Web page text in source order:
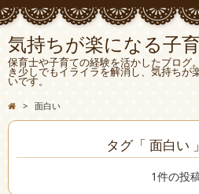
気持ちが楽になる子
保育士や子育ての経験を活かしたブログ
き少しでもイライラを解消し、気持ちが
いです。
> 面白い
タグ「 面白い
1件の投